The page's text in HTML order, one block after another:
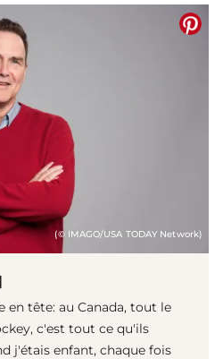
(© IMAGO/USA TODAY Network)
en tête: au Canada, tout le
c'est tout ce qu'ils
j'étais enfant, chaque fois